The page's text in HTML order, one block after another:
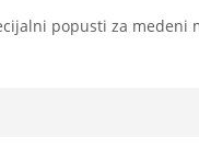
popusti za medeni